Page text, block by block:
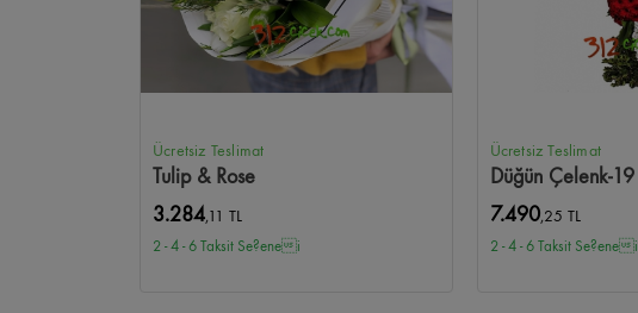
Ücretsiz Teslimat
Tulip & Rose
3.284,11 TL
2 - 4 - 6 Taksit Se?enei
Ücretsiz Teslimat
Düğün Çelenk-19
7.490,25 TL
2 - 4 - 6 Taksit Se?enei